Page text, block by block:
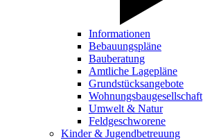
Informationen
Bebauungspläne
Bauberatung
Amtliche Lagepläne
Grundstücksangebote
Wohnungsbaugesellschaft
Umwelt & Natur
Feldgeschworene
Kinder & Jugendbetreuung